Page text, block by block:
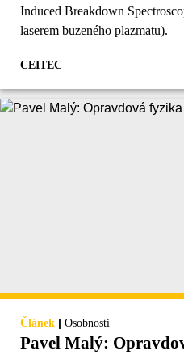
Induced Breakdown
laserem buzeného plazmatu).
CEITEC
Článek | Osobnosti
Pavel Malý: